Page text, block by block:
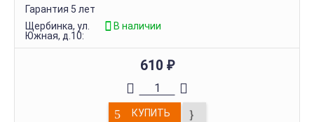
Гарантия 5 лет
Щербинка, ул.
Южная, д.10:
В наличии
610 ₽
КУПИТЬ